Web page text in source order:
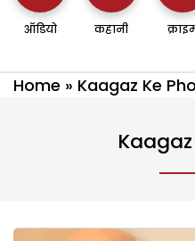
ऑडियो कहानी
Home » Kaagaz Ke